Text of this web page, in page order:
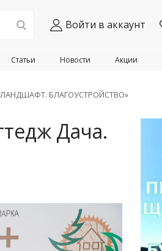
Войти в аккаунт
Акции
Новости
Статьи
ЛАНДШАФТ. БЛАГОУСТРОЙСТВО»
Дача.